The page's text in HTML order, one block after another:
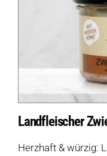
Landfleischer
Herzhaft & würzig: